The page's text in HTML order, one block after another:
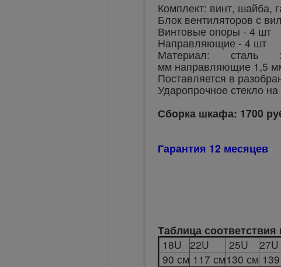
Комплект: винт, шайба,
Блок вентиляторов с
Винтовые опоры - 4 шт
Направляющие - 4 шт
Материал: сталь
мм направляющие 1,5
Поставляется в
Ударопрочное стекло
Сборка шкафа: 1700
Гарантия 12 месяцев
Таблица
18U 22U 25U 27U
90 см 117 см130 см